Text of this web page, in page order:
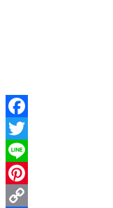
Facebook
Twitter
Line
Pinterest